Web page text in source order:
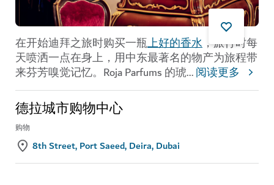
在开始迪拜之旅时购买一瓶上好的香水 ，旅行时每
天喷洒一点在身上，用中东最著名的物产为旅程带
来芬芳嗅觉记忆。Roja Parfums 的琥...阅读更多
德拉城市购物中心
购物
8th Street, Port Saeed, Deira, Dubai